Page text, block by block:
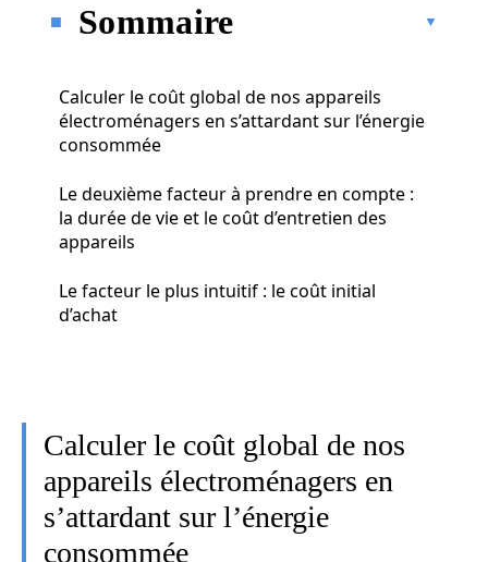
Sommaire
Calculer le coût global de nos appareils
électroménagers en s’attardant sur l’énergie
consommée
Le deuxième facteur à prendre en compte :
la durée de vie et le coût d’entretien des
appareils
Le facteur le plus intuitif : le coût initial
d’achat
Calculer le coût global de nos
appareils électroménagers en
s’attardant sur l’énergie
consommée